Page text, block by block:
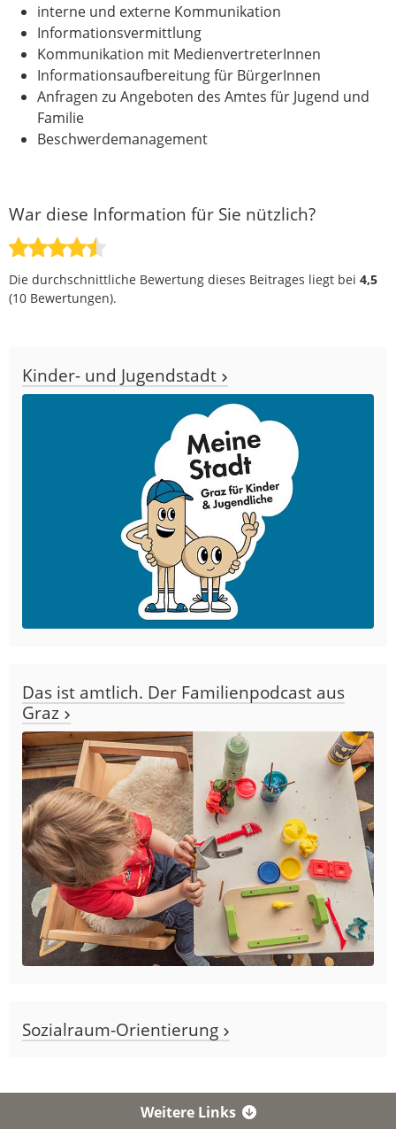
interne und externe Kommunikation
Informationsvermittlung
Kommunikation mit MedienvertreterInnen
Informationsaufbereitung für BürgerInnen
Anfragen zu Angeboten des Amtes für Jugend und
Familie
Beschwerdemanagement
War diese Information für Sie nützlich?
Die durchschnittliche Bewertung dieses Beitrages liegt bei 4,5
(10 Bewertungen).
Kinder- und Jugendstadt
Das ist amtlich. Der Familienpodcast aus
Graz
Sozialraum-Orientierung
Weitere Links